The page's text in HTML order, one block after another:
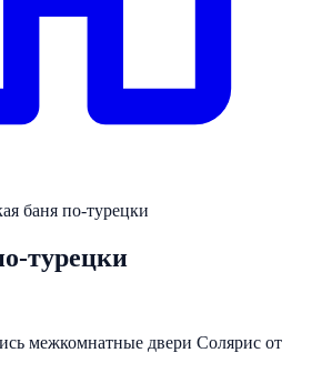
баня по-турецки
турецки
межкомнатные двери Солярис от